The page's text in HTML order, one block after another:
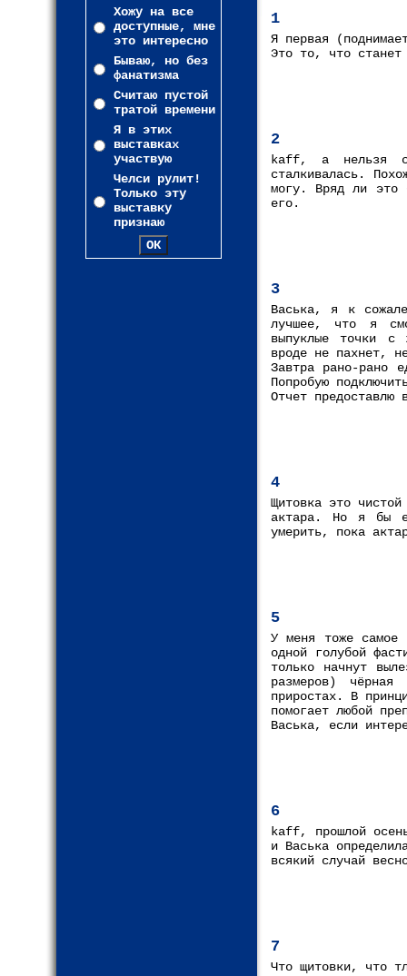
Хожу на все
доступные, мне
это интересно
Бываю, но без
фанатизма
Считаю пустой
тратой времени
Я в этих
выставках
участвую
Челси рулит!
Только эту
выставку
признаю
1
Я первая
Это то, что станет
2
kaff, а нельзя
сталкивалась.
могу. Вряд ли это
его.
3
Васька, я к
лучшее, что я
выпуклые точки с
вроде не пахнет,
Завтра рано-рано
Попробую
Отчет предоставлю
4
Щитовка это
актара. Но я бы
умерить, пока
5
У меня тоже
одной голубой
только начнут
размеров)
приростах. В
помогает любой
Васька, если
6
kaff, прошлой
и Васька
всякий случай
7
Что щитовки, что